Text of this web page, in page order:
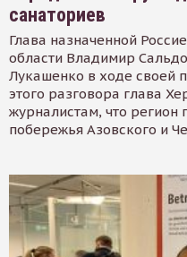
санаториев
Глава назначенной
области Владимир
Лукашенко в ходе своей
этого разговора глава
журналистам, что регион
побережья Азовского и